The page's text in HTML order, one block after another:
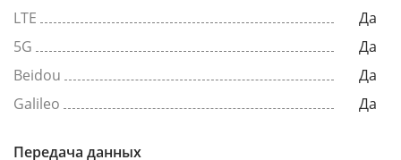
LTE
Да
5G
Да
Beidou
Да
Galileo
Да
Передача данных